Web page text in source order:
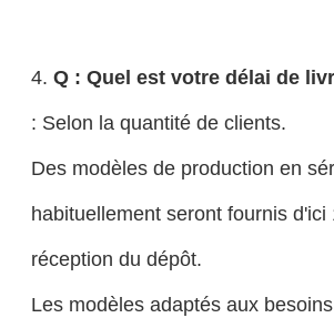
4. Q : Quel est votre délai de
: Selon la quantité de clients.
Des modèles de production en
habituellement seront fournis d'ici
réception du dépôt.
Les modèles adaptés aux